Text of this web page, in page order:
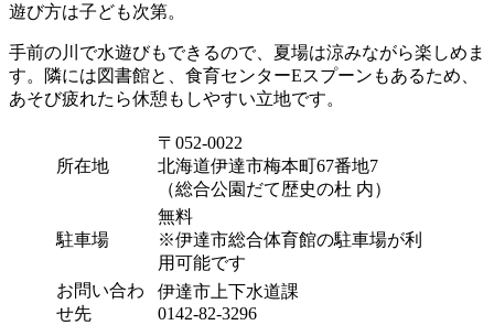
遊び方は子ども次第。
手前の川で水遊びもできるので、夏場は涼みながら楽しめま
す。隣には図書館と、食育センターEスプーンもあるため、
あそび疲れたら休憩もしやすい立地です。
所在地
〒052-0022
北海道伊達市梅本町67番地7
（総合公園だて歴史の杜 内）
駐車場
無料
※伊達市総合体育館の駐車場が利
用可能です
お問い合わ
せ先
伊達市上下水道課
0142-82-3296